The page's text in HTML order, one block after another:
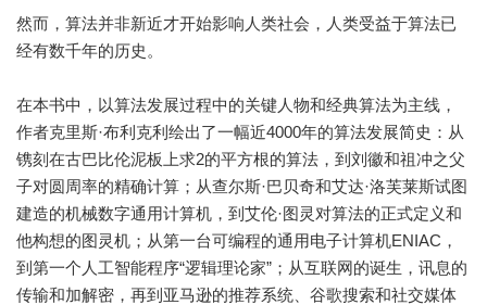
然而，算法并非新近才开始影响人类社会，人类受益于算法已
经有数千年的历史。
在本书中，以算法发展过程中的关键人物和经典算法为主线，
作者克里斯·布利克利绘出了一幅近4000年的算法发展简史：从
镌刻在古巴比伦泥板上求2的平方根的算法，到刘徽和祖冲之父
子对圆周率的精确计算；从查尔斯·巴贝奇和艾达·洛芙莱斯试图
建造的机械数字通用计算机，到艾伦·图灵对算法的正式定义和
他构想的图灵机；从第一台可编程的通用电子计算机ENIAC，
到第一个人工智能程序“逻辑理论家”；从互联网的诞生，讯息的
传输和加解密，再到亚马逊的推荐系统、谷歌搜索和社交媒体